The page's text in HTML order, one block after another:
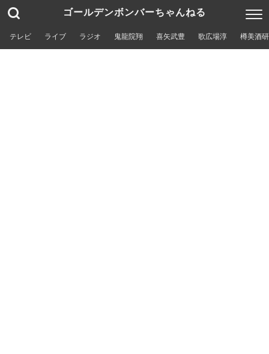
ゴールデンボンバーちゃんねる
テレビ ライブ ラジオ 鬼龍院翔 喜矢武豊 歌広場淳 樽美酒